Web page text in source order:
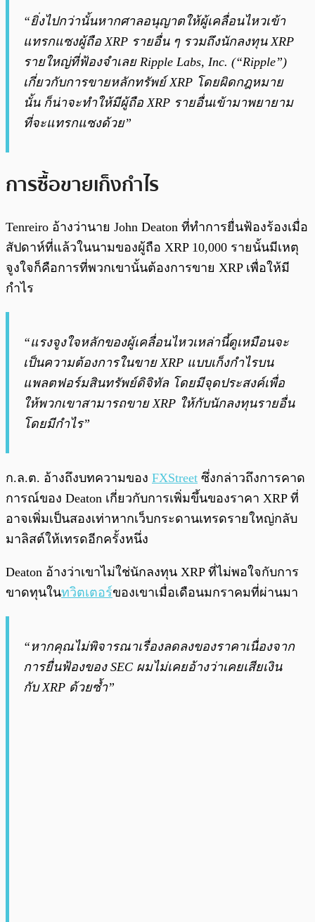
“ยิ่งไปกว่านั้นหากศาลอนุญาตให้ผู้เคลื่อนไหวเข้า
แทรกแซงผู้ถือ XRP รายอื่น ๆ รวมถึงนักลงทุน XRP
รายใหญ่ที่ฟ้องจำเลย Ripple Labs, Inc. (“Ripple”)
เกี่ยวกับการขายหลักทรัพย์ XRP โดยผิดกฎหมาย
นั้น ก็น่าจะทำให้มีผู้ถือ XRP รายอื่นเข้ามาพยายาม
ที่จะแทรกแซงด้วย”
การซื้อขายเก็งกำไร
Tenreiro อ้างว่านาย John Deaton ที่ทำการยื่นฟ้องร้องเมื่อ
สัปดาห์ที่แล้วในนามของผู้ถือ XRP 10,000 รายนั้นมีเหตุ
จูงใจก็คือการที่พวกเขานั้นต้องการขาย XRP เพื่อให้มี
กำไร
“แรงจูงใจหลักของผู้เคลื่อนไหวเหล่านี้ดูเหมือนจะ
เป็นความต้องการในขาย XRP แบบเก็งกำไรบน
แพลตฟอร์มสินทรัพย์ดิจิทัล โดยมีจุดประสงค์เพื่อ
ให้พวกเขาสามารถขาย XRP ให้กับนักลงทุนรายอื่น
โดยมีกำไร”
ก.ล.ต. อ้างถึงบทความของ FXStreet ซึ่งกล่าวถึงการคาด
การณ์ของ Deaton เกี่ยวกับการเพิ่มขึ้นของราคา XRP ที่
อาจเพิ่มเป็นสองเท่าหากเว็บกระดานเทรดรายใหญ่กลับ
มาลิสต์ให้เทรดอีกครั้งหนึ่ง
Deaton อ้างว่าเขาไม่ใช่นักลงทุน XRP ที่ไม่พอใจกับการ
ขาดทุนในทวิตเตอร์ของเขาเมื่อเดือนมกราคมที่ผ่านมา
“หากคุณไม่พิจารณาเรื่องลดลงของราคาเนื่องจาก
การยื่นฟ้องของ SEC ผมไม่เคยอ้างว่าเคยเสียเงิน
กับ XRP ด้วยซ้ำ”